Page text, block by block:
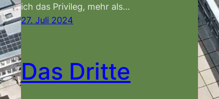
ich das Privileg, mehr als…
27. Juli 2024
Das Dritte